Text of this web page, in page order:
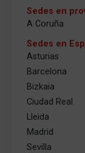
Sedes en
A Coruña
Sedes en
Asturias
Barcelona
Bizkaia
Ciudad Real
Lleida
Madrid
Sevilla